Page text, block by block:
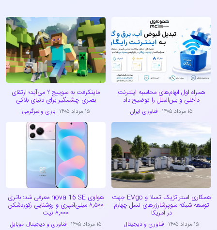
همراه اول ابهام‌های محاسبه اینترنت
داخلی و بین‌الملل را توضیح داد
۱۵ مرداد ۱۴۰۵ فناوری ایران
ماینکرفت به سوییچ ۲ می‌آید؛ ارتقای
بصری چشمگیر برای دنیای بلاکی
۱۵ مرداد ۱۴۰۵ بازی و سرگرمی
همکاری استراتژیک تسلا و EVgo جهت
توسعه شبکه سوپرشارژرهای نسل چهارم
در آمریکا
۱۵ مرداد ۱۴۰۵ فناوری و دیجیتال
هواوی nova 16 SE معرفی شد: باتری
۸,۵۰۰ میلی‌آمپری و روشنایی رکوردشکن
۸,۰۰۰ نیت
۱۵ مرداد ۱۴۰۵ فناوری و دیجیتال،موبایل